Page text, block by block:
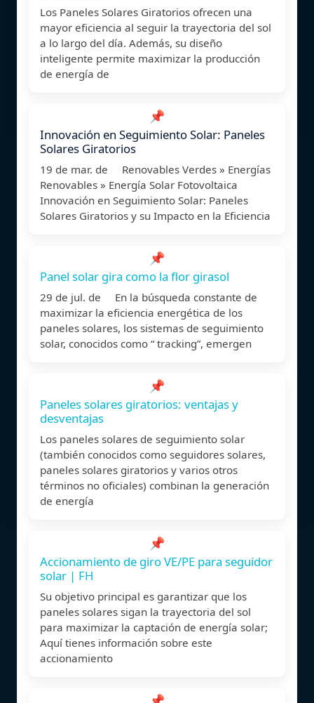
Los Paneles Solares Giratorios ofrecen una
mayor eficiencia al seguir la trayectoria del sol
a lo largo del día. Además, su diseño
inteligente permite maximizar la producción
de energía de
📌
Innovación en Seguimiento Solar: Paneles
Solares Giratorios
19 de mar. de Renovables Verdes » Energías
Renovables » Energía Solar Fotovoltaica
Innovación en Seguimiento Solar: Paneles
Solares Giratorios y su Impacto en la Eficiencia
📌
Panel solar gira como la flor girasol
29 de jul. de En la búsqueda constante de
maximizar la eficiencia energética de los
paneles solares, los sistemas de seguimiento
solar, conocidos como “ tracking”, emergen
📌
Paneles solares giratorios: ventajas y
desventajas
Los paneles solares de seguimiento solar
(también conocidos como seguidores solares,
paneles solares giratorios y varios otros
términos no oficiales) combinan la generación
de energía
📌
Accionamiento de giro VE/PE para seguidor
solar | FH
Su objetivo principal es garantizar que los
paneles solares sigan la trayectoria del sol
para maximizar la captación de energía solar;
Aquí tienes información sobre este
accionamiento